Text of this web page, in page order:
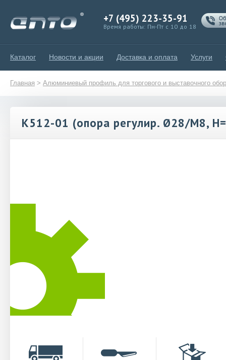
+7 (495) 223-35-91
Время работы: Пн-Пт с 10 до 18
Каталог Новости и акции Доставка и оплата Услуги
Главная > Алюминиевый профиль для торгового и выставочного
К512-01 (опора регулир. Ø28/М8,